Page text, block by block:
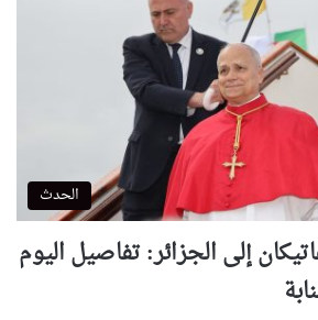
الحدث
إلى الجزائر: تفاصيل اليوم